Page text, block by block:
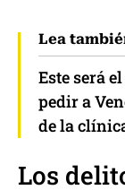
Lea
Este será
pedir a
de la
Los